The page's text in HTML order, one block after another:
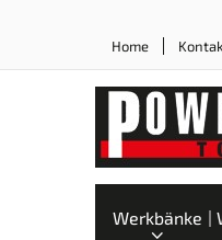
Home
Werkbänke